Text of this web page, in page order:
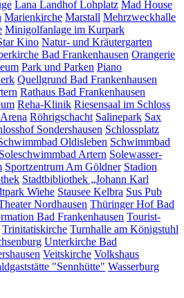
Lana LandhofLohplatz Mad House
Marienkirche Marstall Mehrzweckhalle
Minigolfanlage im Kurpark
Kino Natur- und Kräutergarten
Bad Frankenhausen Orangerie
Park und Parken Piano
Quellgrund Bad Frankenhausen
Rathaus Bad Frankenhausen
Reha-Klinik Riesensaal im Schloss
Röhrigschacht Salinepark Sax
Sondershausen Schlossplatz
Oldisleben Schwimmbad
Soleschwimmbad Artern Solewasser-
Sportzentrum Am Göldner Stadion
Stadtbibliothek „Johann Karl
Wiehe Stausee Kelbra Sus Pub
Nordhausen Thüringer Hof Bad
Bad Frankenhausen Tourist-
Trinitatiskirche Turnhalle am Königstuhl
Unterkirche Bad
Veitskirche Volkshaus
"Sennhütte" Wasserburg